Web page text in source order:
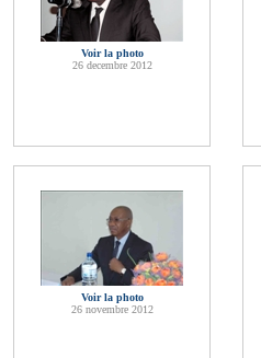
Voir la photo
26 decembre 2012
Voir la photo
26 novembre 2012